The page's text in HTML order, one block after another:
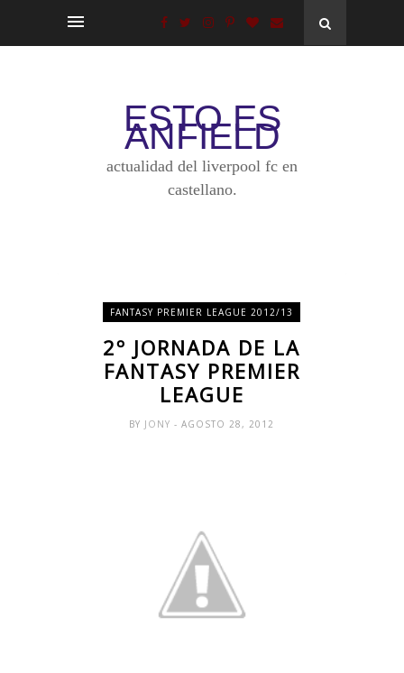
ESTO ES
ANFIELD
actualidad del liverpool fc en
castellano.
FANTASY PREMIER LEAGUE 2012/13
2º JORNADA DE LA
FANTASY PREMIER
LEAGUE
BY JONY- AGOSTO 28, 2012